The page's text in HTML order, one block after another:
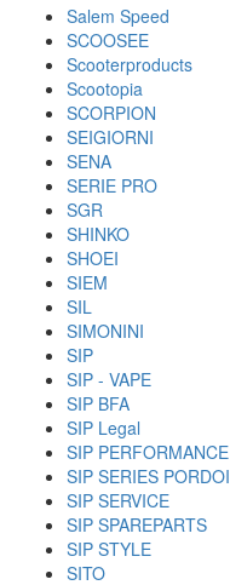
Salem Speed
SCOOSEE
Scooterproducts
Scootopia
SCORPION
SEIGIORNI
SENA
SERIE PRO
SGR
SHINKO
SHOEI
SIEM
SIL
SIMONINI
SIP
SIP - VAPE
SIP BFA
SIP Legal
SIP PERFORMANCE
SIP SERIES PORDOI
SIP SERVICE
SIP SPAREPARTS
SIP STYLE
SITO